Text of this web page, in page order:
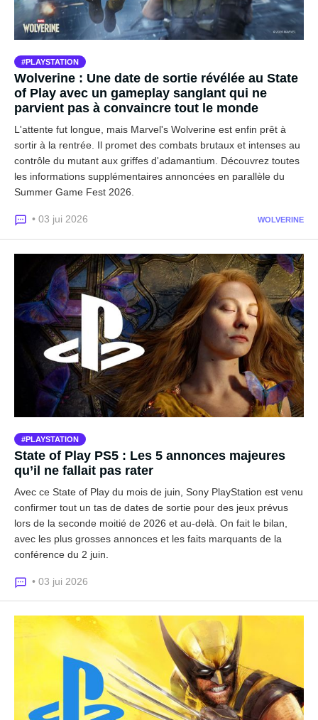
PLAYSTATION
Wolverine : Une date de sortie révélée au State
of Play avec un gameplay sanglant qui ne
parvient pas à convaincre tout le monde
L'attente fut longue, mais Marvel's Wolverine est enfin prêt à
sortir à la rentrée. Il promet des combats brutaux et intenses au
contrôle du mutant aux griffes d'adamantium. Découvrez toutes
les informations supplémentaires annoncées en parallèle du
Summer Game Fest 2026.
• 03 jui 2026 WOLVERINE
PLAYSTATION
State of Play PS5 : Les 5 annonces majeures
qu’il ne fallait pas rater
Avec ce State of Play du mois de juin, Sony PlayStation est venu
confirmer tout un tas de dates de sortie pour des jeux prévus
lors de la seconde moitié de 2026 et au-delà. On fait le bilan,
avec les plus grosses annonces et les faits marquants de la
conférence du 2 juin.
• 03 jui 2026